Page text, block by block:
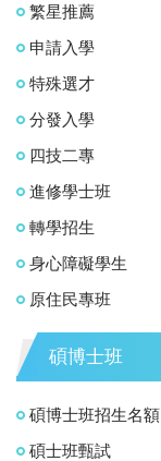
繁星推薦
申請入學
特殊選才
分發入學
四技二專
進修學士班
轉學招生
身心障礙學生
原住民專班
碩博士班
碩博士班招生名額
碩士班甄試